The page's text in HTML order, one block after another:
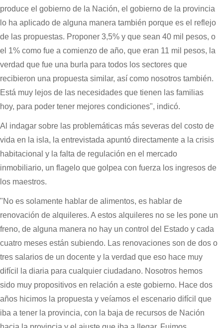
produce el gobierno de la Nación, el gobierno de la provincia
lo ha aplicado de alguna manera también porque es el reflejo
de las propuestas. Proponer 3,5% y que sean 40 mil pesos, o
el 1% como fue a comienzo de año, que eran 11 mil pesos, la
verdad que fue una burla para todos los sectores que
recibieron una propuesta similar, así como nosotros también.
Está muy lejos de las necesidades que tienen las familias
hoy, para poder tener mejores condiciones", indicó.
Al indagar sobre las problemáticas más severas del costo de
vida en la isla, la entrevistada apuntó directamente a la crisis
habitacional y la falta de regulación en el mercado
inmobiliario, un flagelo que golpea con fuerza los ingresos de
los maestros.
"No es solamente hablar de alimentos, es hablar de
renovación de alquileres. A estos alquileres no se les pone un
freno, de alguna manera no hay un control del Estado y cada
cuatro meses están subiendo. Las renovaciones son de dos o
tres salarios de un docente y la verdad que eso hace muy
difícil la diaria para cualquier ciudadano. Nosotros hemos
sido muy propositivos en relación a este gobierno. Hace dos
años hicimos la propuesta y veíamos el escenario difícil que
iba a tener la provincia, con la baja de recursos de Nación